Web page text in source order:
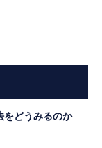
をどうみるのか